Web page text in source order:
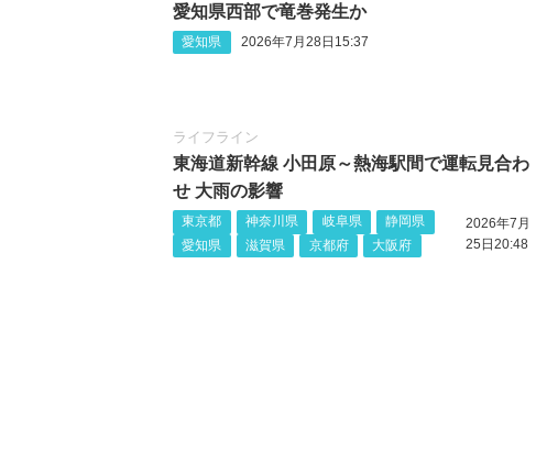
愛知県西部で竜巻発生か
愛知県 2026年7月28日15:37
ライフライン
東海道新幹線 小田原～熱海駅間で運転見合わ
せ 大雨の影響
東京都 神奈川県 岐阜県
静岡県
愛知県
滋賀県 京都府 大阪府
2026年7月
25日20:48